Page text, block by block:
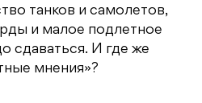
танков и самолетов,
и малое подлетное
сдаваться. И где же
мнения»?